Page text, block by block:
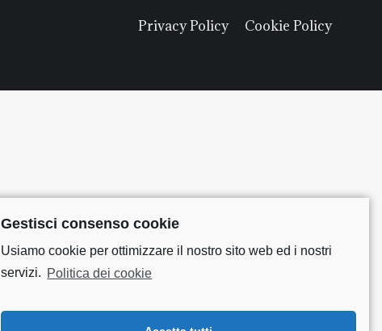
Gestisci consenso cookie
Usiamo cookie per ottimizzare il nostro sito web ed i nostri
servizi. Politica dei cookie
Privacy Policy Cookie Policy